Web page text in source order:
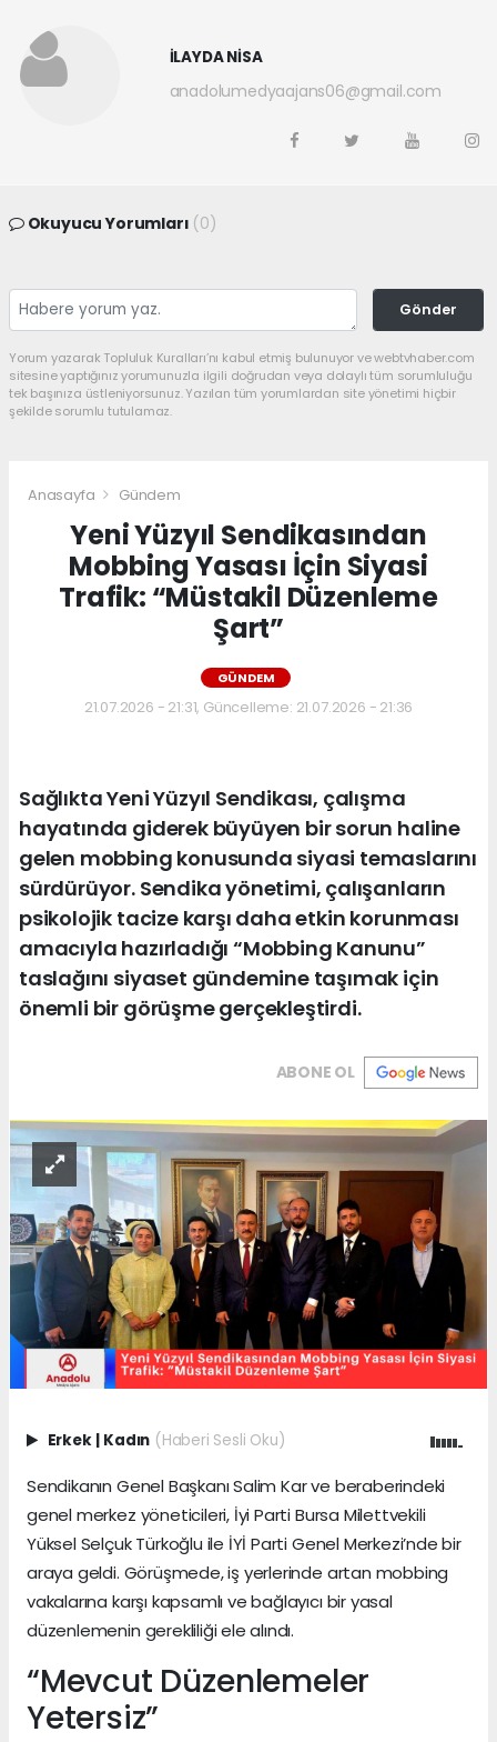
İLAYDA NİSA
anadolumedyaajans06@gmail.com
Okuyucu Yorumları (0)
Gönder
Yorum yazarak Topluluk Kuralları’nı kabul etmiş bulunuyor ve webtvhaber.com
sitesine yaptığınız yorumunuzla ilgili doğrudan veya dolaylı tüm sorumluluğu
tek başınıza üstleniyorsunuz. Yazılan tüm yorumlardan site yönetimi hiçbir
şekilde sorumlu tutulamaz.
Anasayfa Gündem
Yeni Yüzyıl Sendikasından
Mobbing Yasası İçin Siyasi
Trafik: “Müstakil Düzenleme
Şart”
GÜNDEM
21.07.2026 - 21:31, Güncelleme: 21.07.2026 - 21:36
Sağlıkta Yeni Yüzyıl Sendikası, çalışma
hayatında giderek büyüyen bir sorun haline
gelen mobbing konusunda siyasi temaslarını
sürdürüyor. Sendika yönetimi, çalışanların
psikolojik tacize karşı daha etkin korunması
amacıyla hazırladığı “Mobbing Kanunu”
taslağını siyaset gündemine taşımak için
önemli bir görüşme gerçekleştirdi.
ABONE OL
Erkek Kadın (Haberi Sesli Oku)
Sendikanın Genel Başkanı Salim Kar ve beraberindeki
genel merkez yöneticileri, İyi Parti Bursa Milettvekili
Yüksel Selçuk Türkoğlu ile İYİ Parti Genel Merkezi’nde bir
araya geldi. Görüşmede, iş yerlerinde artan mobbing
vakalarına karşı kapsamlı ve bağlayıcı bir yasal
düzenlemenin gerekliliği ele alındı.
“Mevcut Düzenlemeler
Yetersiz”